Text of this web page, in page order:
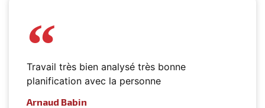
Travail très bien analysé très bonne
planification avec la personne
Arnaud Babin